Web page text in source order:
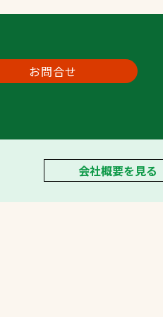
お問合せ
会社概要を見る